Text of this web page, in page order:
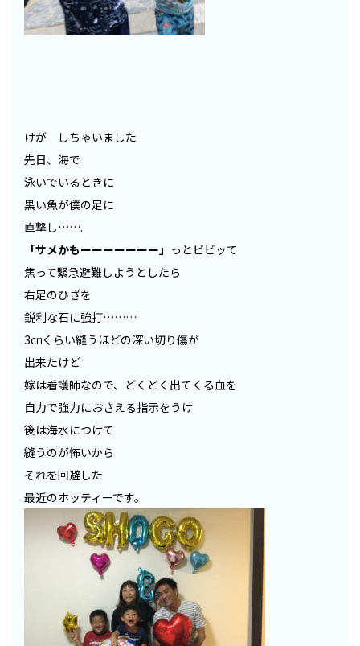
けが しちゃいました
先日、海で
泳いでいるときに
黒い魚が僕の足に
直撃し…….
「サメかもーーーーーーー」 っとビビッて
焦って緊急避難しようとしたら
右足のひざを
鋭利な石に強打………
3㎝くらい縫うほどの深い切り傷が
出来たけど
嫁は看護師なので、どくどく出てくる血を
自力で強力におさえる指示をうけ
後は海水につけて
縫うのが怖いから
それを回避した
最近のホッティーです。